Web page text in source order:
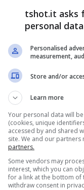
.
mondo della
colpito lo
le
stradali,
tshot.it asks
personal
Personalised
measurement,
Store and/or
Learn more
Your personal data will
(cookies, unique
accessed by and shared
site. We and our
partners.
Some vendors may
interest, which you can
for a link at the bottom of
withdraw consent in